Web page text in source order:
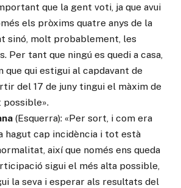
que la gent voti, ja que avui
els pròxims quatre anys de la
sinó, molt probablement, les
Per tant que ningú es quedi a casa,
que qui estigui al capdavant de
del 17 de juny tingui el màxim de
(Esquerra): «Per sort, i com era
hagut cap incidència i tot està
així que només ens queda
sigui el més alta possible,
la seva i esperar als resultats del